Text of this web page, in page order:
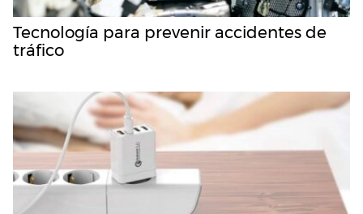
Tecnología para prevenir accidentes de
tráfico